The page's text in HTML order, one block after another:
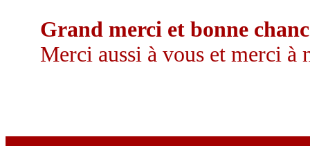
Grand merci et bonne
Merci aussi à vous et merci à